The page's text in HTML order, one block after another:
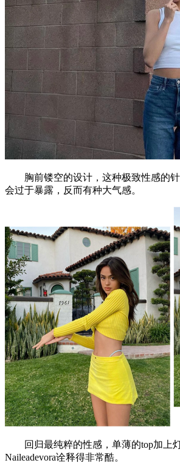
胸前镂空的设计，这种极致性感的针
会过于暴露，反而有种大气感。
回归最纯粹的性感，单薄的top加上灯
Naileadevora诠释得非常酷。